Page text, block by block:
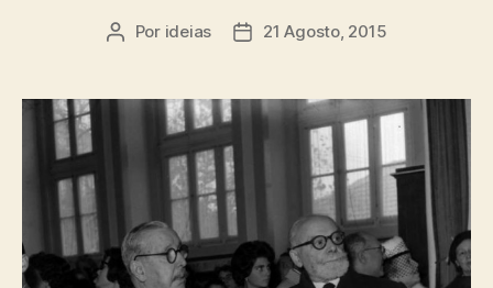
Autor
Por ideias
Data21 Agosto, 2015